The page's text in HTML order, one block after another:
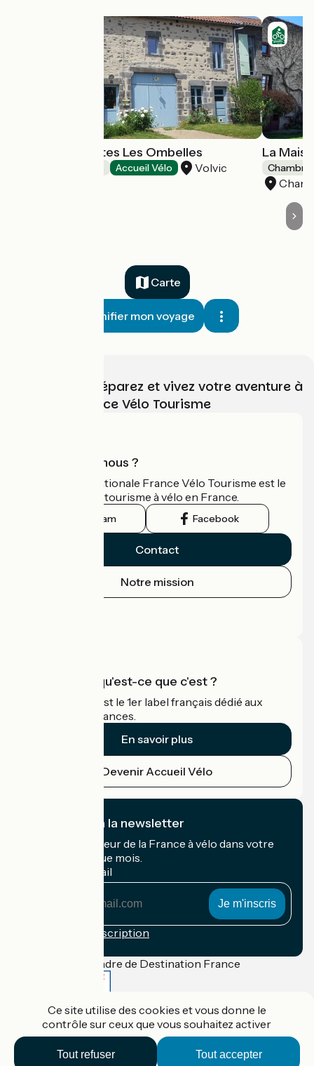
Chambres d'hôtes Les Ombelles
Accueil Vélo Volvic
La
Carte
Planifier mon voyage
Choisissez, préparez et vivez votre aventure à
vélo avec France Vélo Tourisme
Qui sommes-nous ?
L'association nationale France Vélo Tourisme est le
guide officiel du tourisme à vélo en France.
Instagram Facebook
Contact
Notre mission
Accueil Vélo qu'est-ce que c'est ?
Accueil Vélo c'est le 1er label français dédié aux
cyclistes en vacances.
En savoir plus
Devenir Accueil Vélo
Je m'abonne à la newsletter
Recevez le meilleur de la France à vélo dans votre
boîte mail chaque mois.
Mon adresse mail
Conditions d'inscription
Financé dans le cadre de Destination France
Accueil Vélo Pro
Contact
Mentions légales
Ce site utilise des cookies et vous donne le
contrôle sur ceux que vous souhaitez activer
Tout accepter
Tout refuser